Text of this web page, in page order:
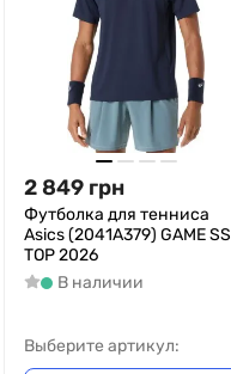
2 849 грн
Футболка для тенниса
Asics (2041A379) GAME SS
TOP 2026
В наличии
Выберите артикул: